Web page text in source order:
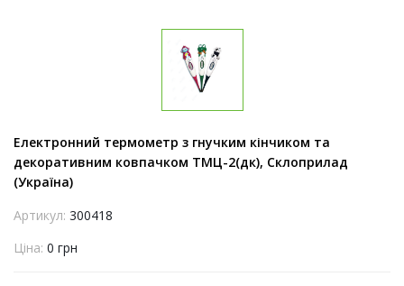
Електронний термометр з гнучким кінчиком та
декоративним ковпачком ТМЦ-2(дк), Склоприлад
(Україна)
Артикул: 300418
Ціна: 0 грн